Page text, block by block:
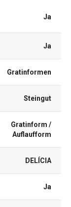
Ja
Ja
Gratinformen
Steingut
Gratinform /
Auflaufform
DELÍCIA
Ja